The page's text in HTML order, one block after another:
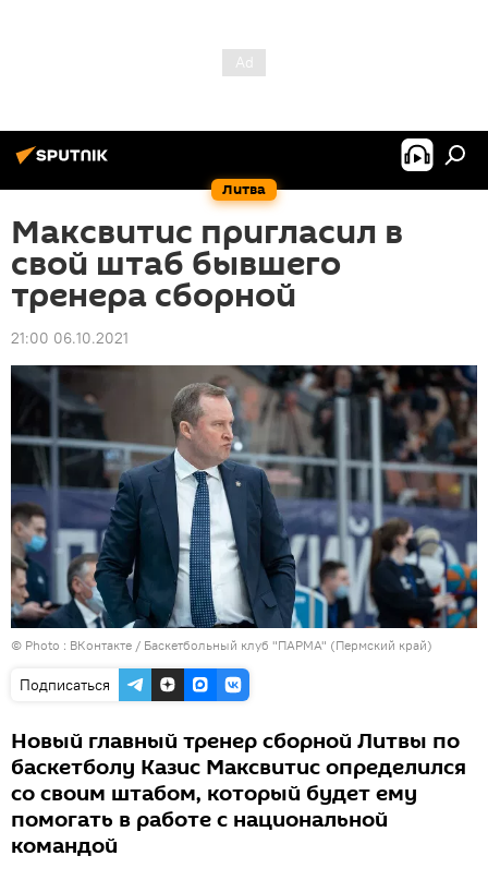
Литва
Максвитис пригласил в
свой штаб бывшего
тренера сборной
21:00 06.10.2021
© Photo : ВКонтакте / Баскетбольный клуб "ПАРМА" (Пермский край)
Подписаться
Новый главный тренер сборной Литвы по
баскетболу Казис Максвитис определился
со своим штабом, который будет ему
помогать в работе с национальной
командой